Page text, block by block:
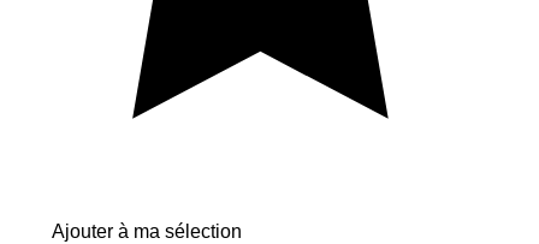
Ajouter à ma sélection